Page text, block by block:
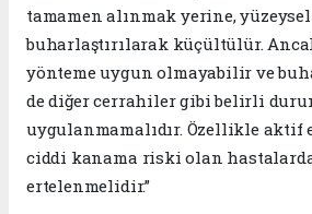
tamamen alınmak yerine,
buharlaştırılarak küçültülür.
yönteme uygun olmayabilir ve
de diğer cerrahiler gibi belirli
uygulanmamalıdır. Özellikle aktif
ciddi kanama riski olan
ertelenmelidir.”